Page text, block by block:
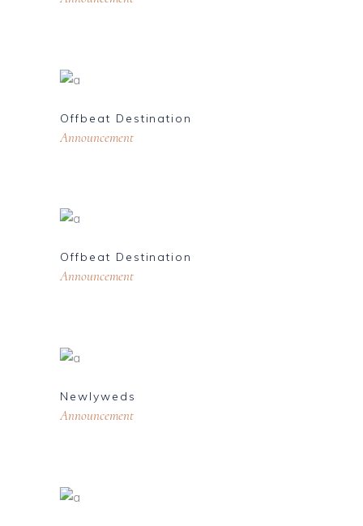
Offbeat Destination
Announcement
Offbeat Destination
Announcement
Newlyweds
Announcement